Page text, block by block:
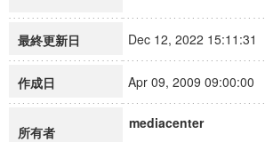
最終更新日 Dec 12, 2022 15:11:31
作成日 Apr 09, 2009 09:00:00
所有者
mediacenter